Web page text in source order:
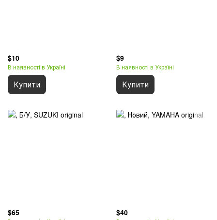
$10
В наявності в Україні
Купити
$9
В наявності в Україні
Купити
$65 $40